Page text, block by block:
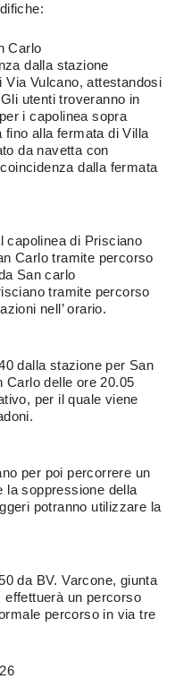
Carlo​
dalla stazione
Vulcano, attestandosi
utenti troveranno in
i capolinea sopra
alla fermata di Villa
da navetta con
dalla fermata
capolinea di Prisciano
Carlo tramite percorso
San carlo
tramite percorso
nell’ orario.​
dalla stazione per San
Carlo delle ore 20.05
per il quale viene
per poi percorrere un
la soppressione della
potranno utilizzare la
da BV. Varcone, giunta
effettuerà un percorso
percorso in via tre